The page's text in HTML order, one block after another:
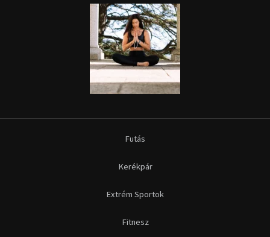
Futás
Kerékpár
Extrém Sportok
Fitnesz